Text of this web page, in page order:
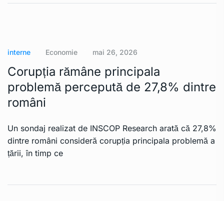
interne Economie mai 26, 2026
Corupția rămâne principala
problemă percepută de 27,8% dintre
români
Un sondaj realizat de INSCOP Research arată că 27,8%
dintre români consideră corupția principala problemă a
țării, în timp ce